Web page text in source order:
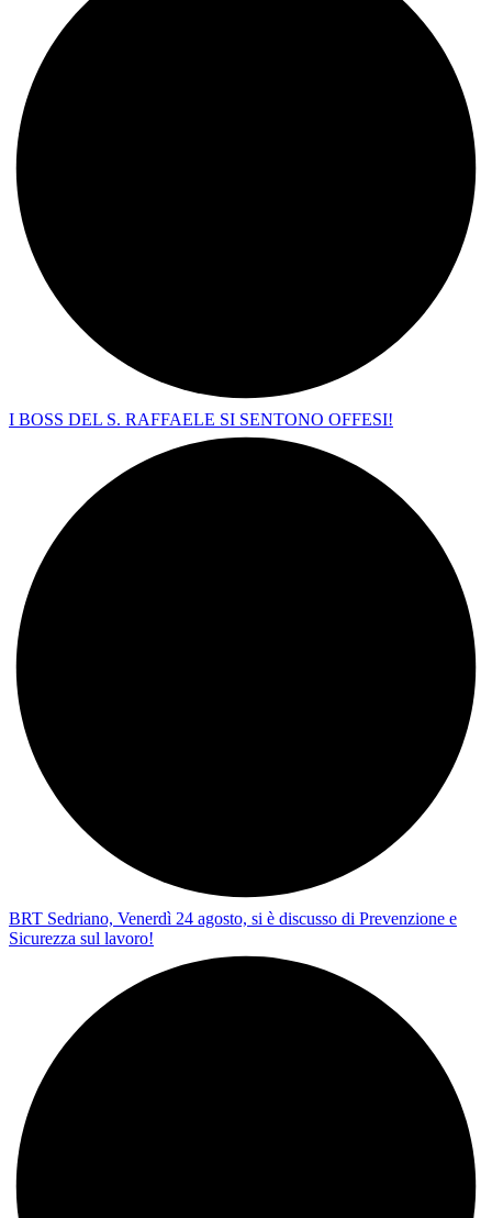
I BOSS DEL S. RAFFAELE SI SENTONO OFFESI!
BRT Sedriano, Venerdì 24 agosto, si è discusso di Prevenzione e
Sicurezza sul lavoro!